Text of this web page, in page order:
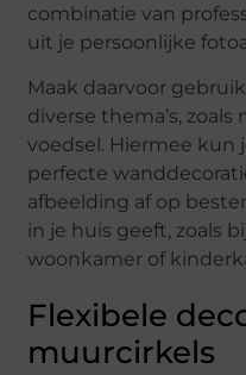
combinatie van
uit je persoonlijke
Maak daarvoor
diverse thema’s,
voedsel. Hiermee kun
perfecte
afbeelding af op
in je huis geeft, zoals
woonkamer of
Flexibele
muurcirkels